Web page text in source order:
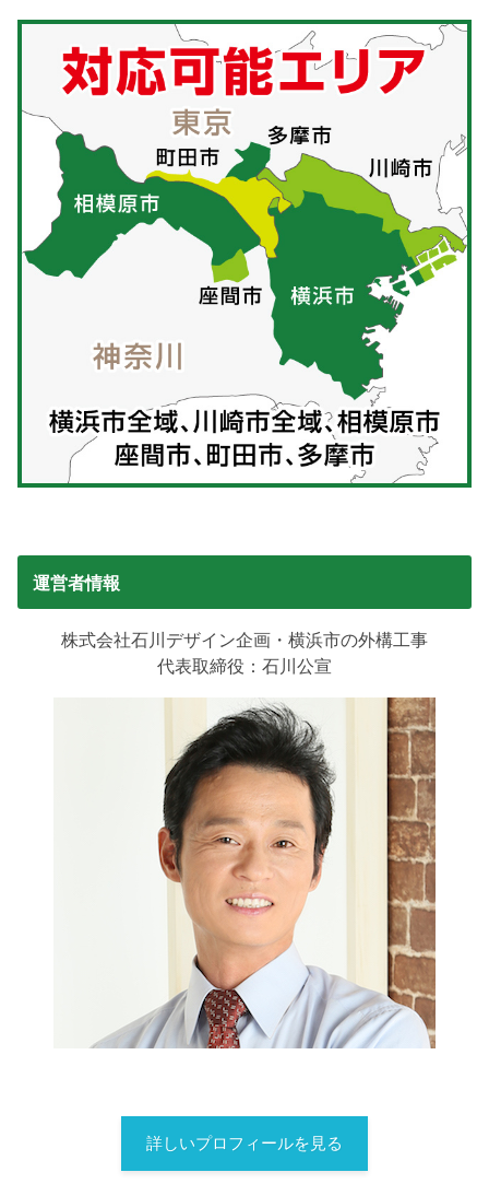
運営者情報
株式会社石川デザイン企画・横浜市の外構工事
代表取締役：石川公宣
詳しいプロフィールを見る